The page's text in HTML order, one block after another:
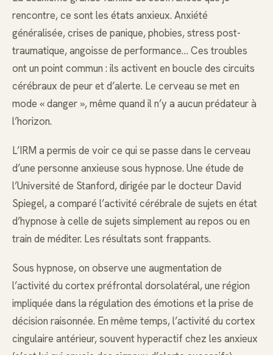
rencontre, ce sont les états anxieux. Anxiété
généralisée, crises de panique, phobies, stress post-
traumatique, angoisse de performance… Ces troubles
ont un point commun : ils activent en boucle des circuits
cérébraux de peur et d’alerte. Le cerveau se met en
mode « danger », même quand il n’y a aucun prédateur à
l’horizon.
L’IRM a permis de voir ce qui se passe dans le cerveau
d’une personne anxieuse sous hypnose. Une étude de
l’Université de Stanford, dirigée par le docteur David
Spiegel, a comparé l’activité cérébrale de sujets en état
d’hypnose à celle de sujets simplement au repos ou en
train de méditer. Les résultats sont frappants.
Sous hypnose, on observe une augmentation de
l’activité du cortex préfrontal dorsolatéral, une région
impliquée dans la régulation des émotions et la prise de
décision raisonnée. En même temps, l’activité du cortex
cingulaire antérieur, souvent hyperactif chez les anxieux